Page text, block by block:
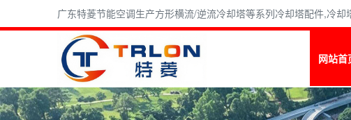
广东特菱节能空调生产方形横流/逆流冷却塔等系列冷却塔配件,冷
网站首